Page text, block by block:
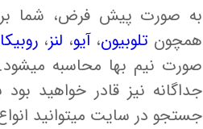
به صورت پیش فرض، شما
همچون تلوبیون،آیو، لنز، روبیکا
صورت نیم بها محاسبه
جداگانه نیز قادر خواهید
جستجو در سایت میتوانید